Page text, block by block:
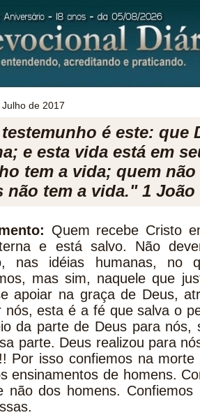
de 2017
é este: que
e esta vida está em
tem a vida; quem
não tem a vida." 1 João
Quem recebe Cristo
e está salvo. Não
nas idéias humanas, no
mas sim, naquele que
apoiar na graça de Deus,
nós, esta é a fé que salva o
da parte de Deus para nós,
parte. Deus realizou para
Por isso confiemos na
ensinamentos de homens.
não dos homens.